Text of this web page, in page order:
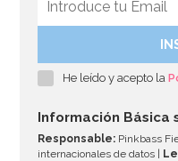
Juego de 20 Bolsas
He leído y acepto la
Información Básica
Responsable: Pinkbass
internacionales de datos |